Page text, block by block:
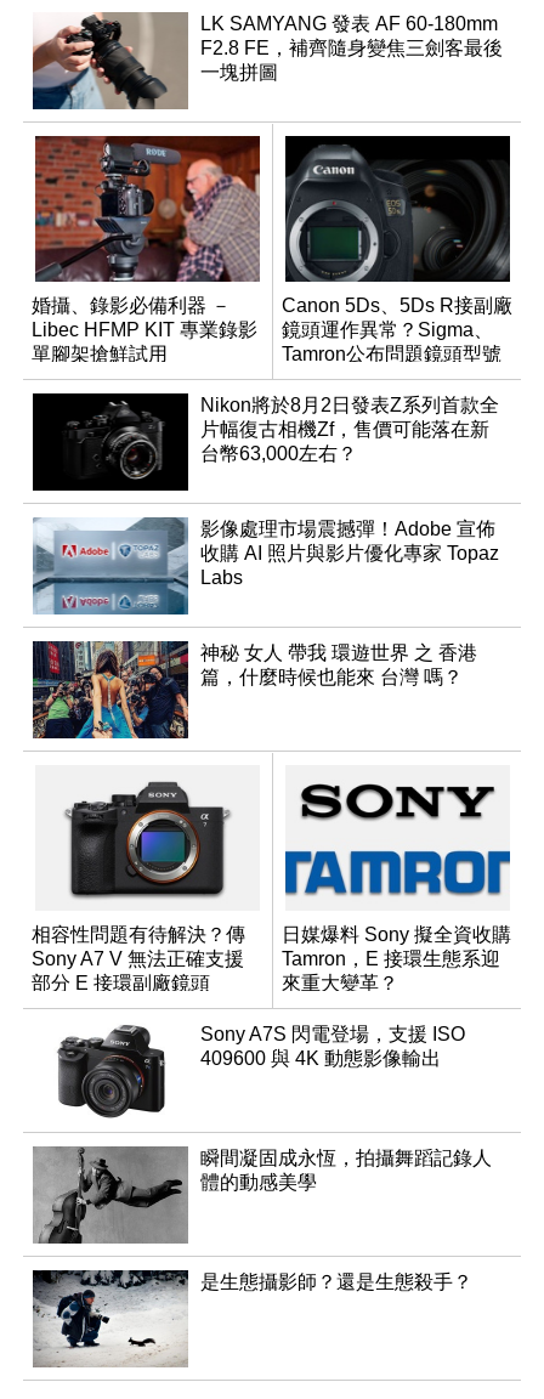
LK SAMYANG 發表 AF 60-180mm
F2.8 FE，補齊隨身變焦三劍客最後
一塊拼圖
婚攝、錄影必備利器 －
Libec HFMP KIT 專業錄影
單腳架搶鮮試用
Canon 5Ds、5Ds R接副廠
鏡頭運作異常？Sigma、
Tamron公布問題鏡頭型號
及解決方案
Nikon將於8月2日發表Z系列首款全
片幅復古相機Zf，售價可能落在新
台幣63,000左右？
影像處理市場震撼彈！Adobe 宣佈
收購 AI 照片與影片優化專家 Topaz
Labs
神秘 女人 帶我 環遊世界 之 香港
篇，什麼時候也能來 台灣 嗎？
相容性問題有待解決？傳
Sony A7 V 無法正確支援
部分 E 接環副廠鏡頭
日媒爆料 Sony 擬全資收購
Tamron，E 接環生態系迎
來重大變革？
Sony A7S 閃電登場，支援 ISO
409600 與 4K 動態影像輸出
瞬間凝固成永恆，拍攝舞蹈記錄人
體的動感美學
是生態攝影師？還是生態殺手？